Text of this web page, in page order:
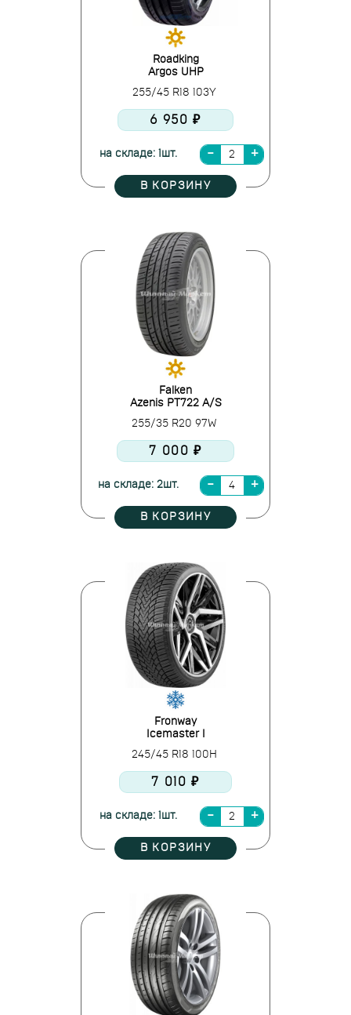
Roadking
Argos UHP
255/45 R18 103Y
6 950 ₽
на складе: 1шт.
В КОРЗИНУ
Falken
Azenis PT722 A/S
255/35 R20 97W
7 000 ₽
на складе: 2шт.
В КОРЗИНУ
Fronway
Icemaster I
245/45 R18 100H
7 010 ₽
на складе: 1шт.
В КОРЗИНУ